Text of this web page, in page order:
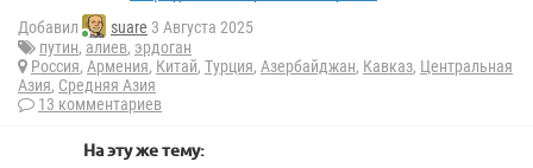
Добавил suare 3 Августа 2025
путин, алиев, эрдоган
Россия, Армения, Китай, Турция, Азербайджан, Кавказ, Центральная
Азия, Средняя Азия
13 комментариев
На эту же тему: